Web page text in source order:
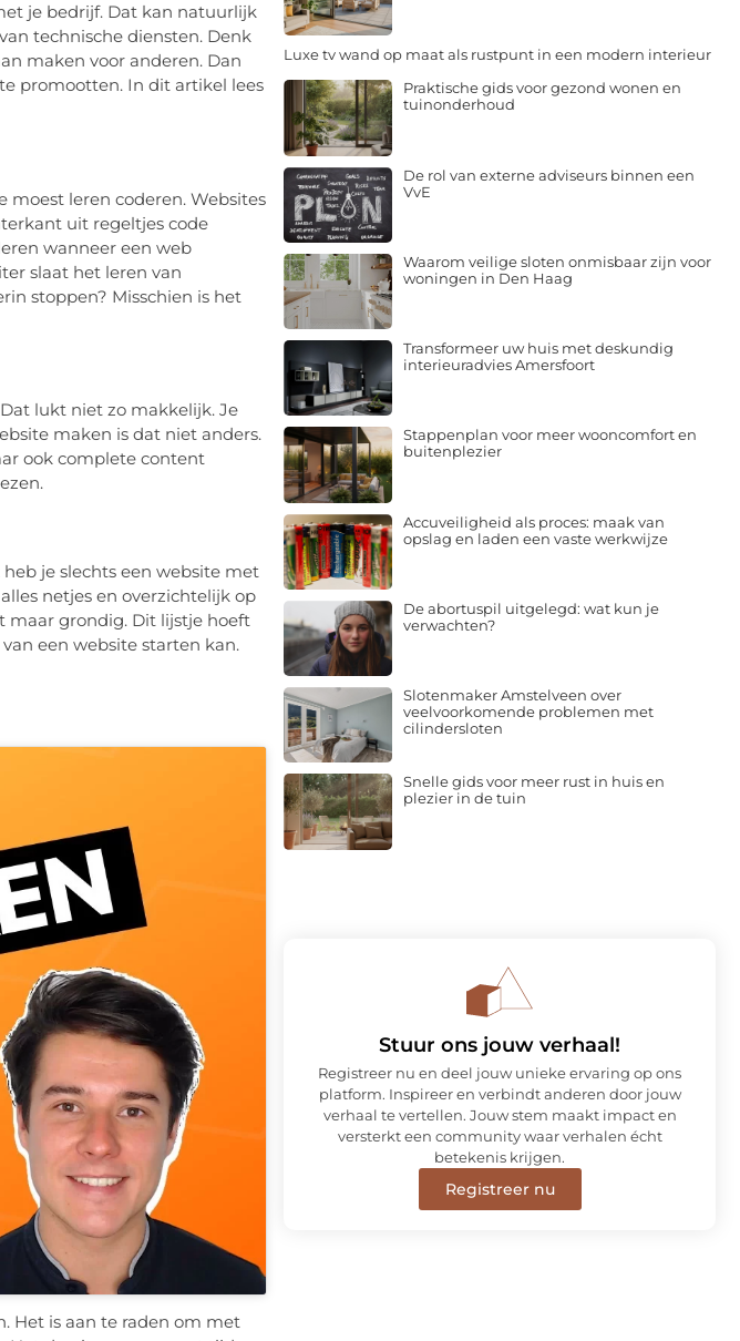
je bedrijf. Dat kan natuurlijk
technische diensten. Denk
maken voor anderen. Dan
promootten. In dit artikel lees
moest leren coderen. Websites
uit regeltjes code
wanneer een web
slaat het leren van
stoppen? Misschien is het
lukt niet zo makkelijk. Je
maken is dat niet anders.
ook complete content
je slechts een website met
netjes en overzichtelijk op
maar grondig. Dit lijstje hoeft
een website starten kan.
Het is aan te raden om met
Luxe tv wand op maat als rustpunt in een modern interieur
Praktische gids voor gezond wonen en
tuinonderhoud
De rol van externe adviseurs binnen een
VvE
Waarom veilige sloten onmisbaar zijn voor
woningen in Den Haag
Transformeer uw huis met deskundig
interieuradvies Amersfoort
Stappenplan voor meer wooncomfort en
buitenplezier
Accuveiligheid als proces: maak van
opslag en laden een vaste werkwijze
De abortuspil uitgelegd: wat kun je
verwachten?
Slotenmaker Amstelveen over
veelvoorkomende problemen met
cilindersloten
Snelle gids voor meer rust in huis en
plezier in de tuin
Stuur ons jouw verhaal!
Registreer nu en deel jouw unieke ervaring op ons
platform. Inspireer en verbindt anderen door jouw
verhaal te vertellen. Jouw stem maakt impact en
versterkt een community waar verhalen écht
betekenis krijgen.
Registreer nu